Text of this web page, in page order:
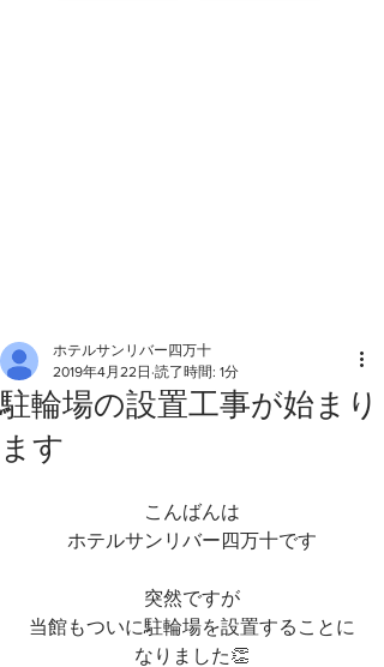
駐輪場の設置工事が始まり
ます
ホテルサンリバー四万十
2019年4月22日 読了時間: 1分
こんばんは
ホテルサンリバー四万十です
突然ですが
当館もついに駐輪場を設置することに
なりました👏